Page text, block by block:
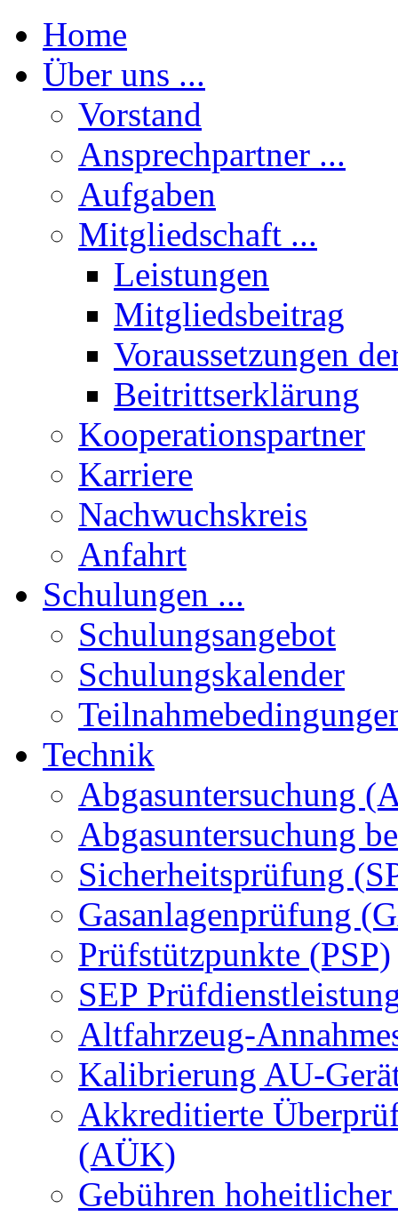
Home
Über uns ...
Vorstand
Ansprechpartner ...
Aufgaben
Mitgliedschaft ...
Leistungen
Mitgliedsbeitrag
Voraussetzungen
Beitrittserklärung
Kooperationspartner
Karriere
Nachwuchskreis
Anfahrt
Schulungen ...
Schulungsangebot
Schulungskalender
Technik
Abgasuntersuchung
Abgasuntersuchung
Sicherheitsprüfung
Gasanlagenprüfung
Prüfstützpunkte (PSP)
SEP
Altfahrzeug-
Kalibrierung AU-
Akkreditierte
(AÜK)
Gebühren